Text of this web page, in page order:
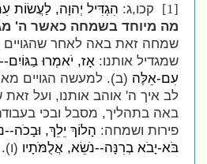
[1] קכו,ג:הִגְדִּיל יְהוָה, לַעֲשׂוֹת
מה מיוחד בשמחה כאשר ה'
שמחה זאת באה לאחר שהגויים
שמגדיל אותנו:אָז, יֹאמְרוּ בַגּוֹיִם--
עִם-אֵלֶּה(ב). למעשה הגויים
לב איך ה' אוהב אותנו, ועל
באה בתהליך, מסבל ובכי
פירות ושמחה:הָלוֹךְ יֵלֵךְ, וּבָכֹה--
בֹּא-יָבֹא בְרִנָּה--נֹשֵׂא, אֲלֻמֹּתָיו(ו).